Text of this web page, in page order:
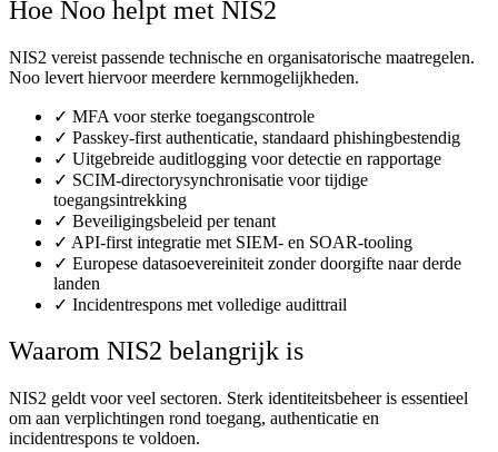
Hoe Noo helpt met NIS2
NIS2 vereist passende technische en organisatorische maatregelen.
Noo levert hiervoor meerdere kernmogelijkheden.
✓ MFA voor sterke toegangscontrole
✓ Passkey-first authenticatie, standaard phishingbestendig
✓ Uitgebreide auditlogging voor detectie en rapportage
✓ SCIM-directorysynchronisatie voor tijdige
toegangsintrekking
✓ Beveiligingsbeleid per tenant
✓ API-first integratie met SIEM- en SOAR-tooling
✓ Europese datasoevereiniteit zonder doorgifte naar derde
landen
✓ Incidentrespons met volledige audittrail
Waarom NIS2 belangrijk is
NIS2 geldt voor veel sectoren. Sterk identiteitsbeheer is essentieel
om aan verplichtingen rond toegang, authenticatie en
incidentrespons te voldoen.